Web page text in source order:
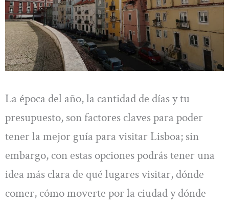
La época del año, la cantidad de días y tu
presupuesto, son factores claves para poder
tener la mejor guía para visitar Lisboa; sin
embargo, con estas opciones podrás tener una
idea más clara de qué lugares visitar, dónde
comer, cómo moverte por la ciudad y dónde